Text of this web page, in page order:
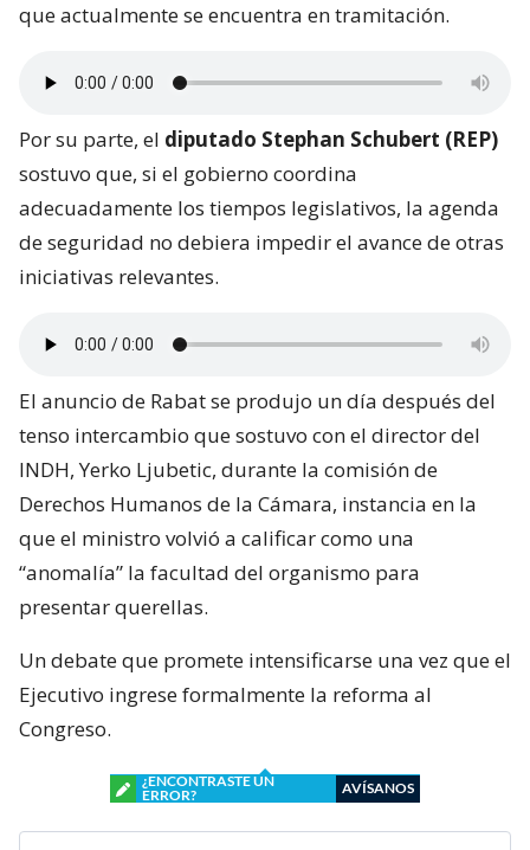
que actualmente se encuentra en tramitación.
Por su parte, el diputado Stephan Schubert (REP)
sostuvo que, si el gobierno coordina
adecuadamente los tiempos legislativos, la agenda
de seguridad no debiera impedir el avance de otras
iniciativas relevantes.
El anuncio de Rabat se produjo un día después del
tenso intercambio que sostuvo con el director del
INDH, Yerko Ljubetic, durante la comisión de
Derechos Humanos de la Cámara, instancia en la
que el ministro volvió a calificar como una
“anomalía” la facultad del organismo para
presentar querellas.
Un debate que promete intensificarse una vez que el
Ejecutivo ingrese formalmente la reforma al
Congreso.
¿ENCONTRASTE UN
ERROR?
AVÍSANOS